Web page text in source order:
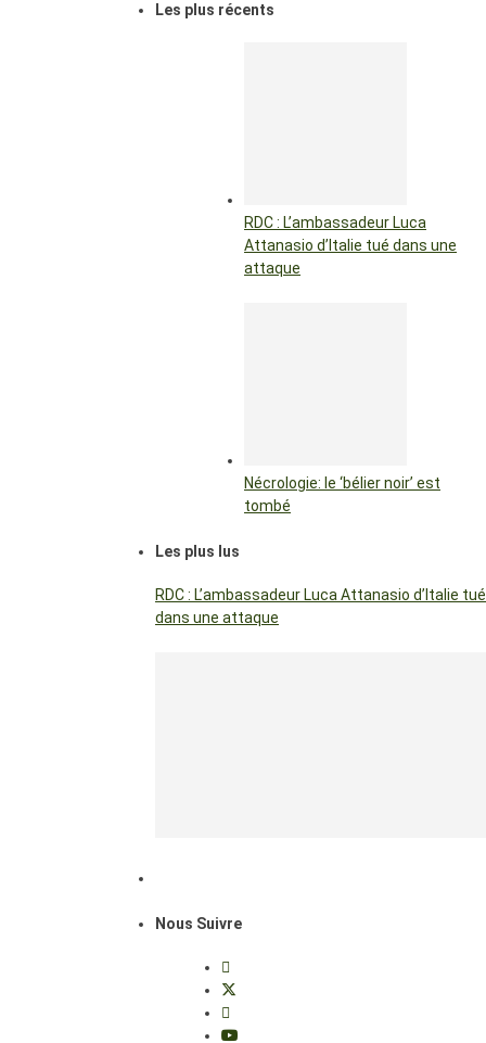
Les plus récents
RDC : L’ambassadeur Luca
Attanasio d’Italie tué dans une
attaque
Nécrologie: le ‘bélier noir’ est
tombé
Les plus lus
RDC : L’ambassadeur Luca Attanasio d’Italie tué
dans une attaque
Nous Suivre